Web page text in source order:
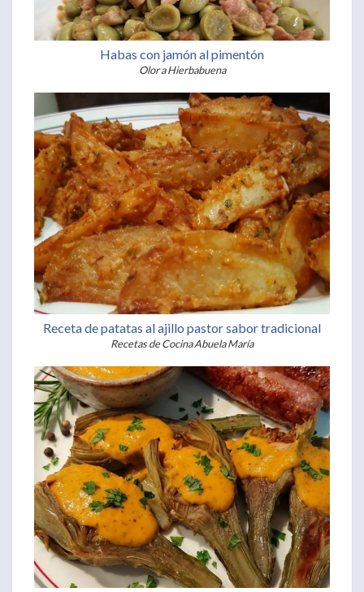
Habas con jamón al pimentón
Olor a Hierbabuena
Receta de patatas al ajillo pastor sabor tradicional
Recetas de Cocina Abuela María